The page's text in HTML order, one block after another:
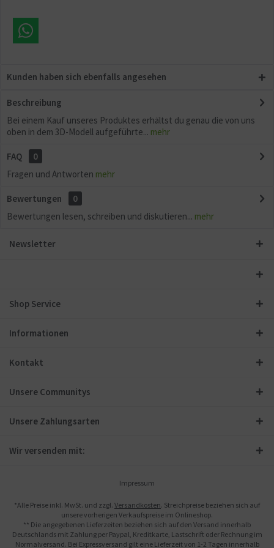
Kunden haben sich ebenfalls angesehen
Beschreibung
Bei einem Kauf unseres Produktes erhältst du genau die von uns
oben in dem 3D-Modell aufgeführte... mehr
FAQ
0
Fragen und Antworten mehr
Bewertungen
0
Bewertungen lesen, schreiben und diskutieren... mehr
Newsletter
Shop Service
Informationen
Kontakt
Unsere Communitys
Unsere Zahlungsarten
Wir versenden mit:
Impressum
*Alle Preise inkl. MwSt. und zzgl. Versandkosten. Streichpreise beziehen sich auf
unsere vorherigen Verkaufspreise im Onlineshop.
** Die angegebenen Lieferzeiten beziehen sich auf den Versand innerhalb
Deutschlands mit Zahlung per Paypal, Kreditkarte, Lastschrift oder Rechnung im
Normalversand. Bei Expressversand gilt eine Lieferzeit von 1-2 Tagen innerhalb